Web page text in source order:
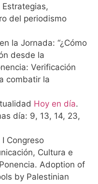
Estrategias,
del periodismo
la Jornada: “¿Cómo
desde la
Verificación
combatir la
Hoy en día.
día: 9, 13, 14, 23,
Congreso
Cultura e
Adoption of
by Palestinian